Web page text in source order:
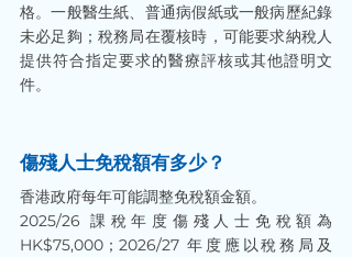
格。一般醫生紙、普通病假紙或一般病歷紀錄
未必足夠；稅務局在覆核時，可能要求納稅人
提供符合指定要求的醫療評核或其他證明文
件。
傷殘人士免稅額有多少？
香港政府每年可能調整免稅額金額。
2025/26 課稅年度傷殘人士免稅額為
HK$75,000；2026/27 年度應以稅務局及